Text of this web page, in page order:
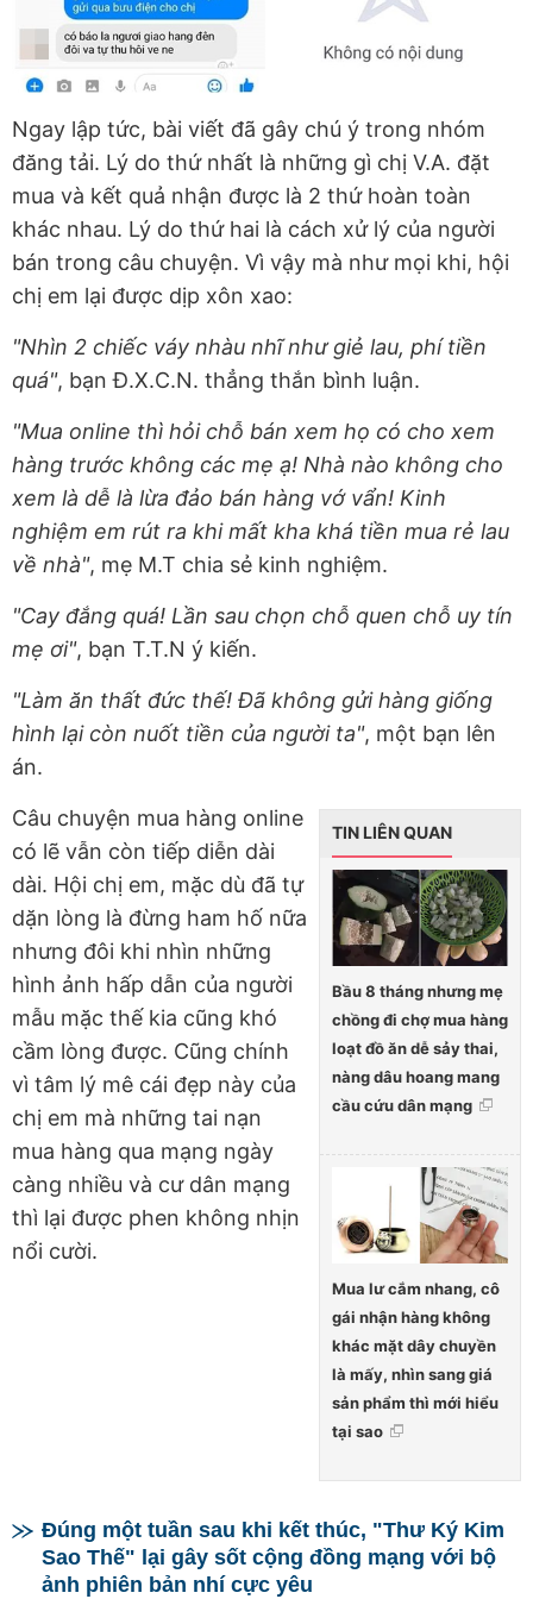
Ngay lập tức, bài viết đã gây chú ý trong nhóm
đăng tải. Lý do thứ nhất là những gì chị V.A. đặt
mua và kết quả nhận được là 2 thứ hoàn toàn
khác nhau. Lý do thứ hai là cách xử lý của người
bán trong câu chuyện. Vì vậy mà như mọi khi, hội
chị em lại được dịp xôn xao:
"Nhìn 2 chiếc váy nhàu nhĩ như giẻ lau, phí tiền
quá", bạn Đ.X.C.N. thẳng thắn bình luận.
"Mua online thì hỏi chỗ bán xem họ có cho xem
hàng trước không các mẹ ạ! Nhà nào không cho
xem là dễ là lừa đảo bán hàng vớ vẩn! Kinh
nghiệm em rút ra khi mất kha khá tiền mua rẻ lau
về nhà", mẹ M.T chia sẻ kinh nghiệm.
"Cay đắng quá! Lần sau chọn chỗ quen chỗ uy tín
mẹ ơi", bạn T.T.N ý kiến.
"Làm ăn thất đức thế! Đã không gửi hàng giống
hình lại còn nuốt tiền của người ta", một bạn lên
án.
TIN LIÊN QUAN
Bầu 8 tháng nhưng mẹ
chồng đi chợ mua hàng
loạt đồ ăn dễ sảy thai,
nàng dâu hoang mang
cầu cứu dân mạng
Mua lư cắm nhang, cô
gái nhận hàng không
khác mặt dây chuyền
là mấy, nhìn sang giá
sản phẩm thì mới hiểu
tại sao
Câu chuyện mua hàng online
có lẽ vẫn còn tiếp diễn dài
dài. Hội chị em, mặc dù đã tự
dặn lòng là đừng ham hố nữa
nhưng đôi khi nhìn những
hình ảnh hấp dẫn của người
mẫu mặc thế kia cũng khó
cầm lòng được. Cũng chính
vì tâm lý mê cái đẹp này của
chị em mà những tai nạn
mua hàng qua mạng ngày
càng nhiều và cư dân mạng
thì lại được phen không nhịn
nổi cười.
Đúng một tuần sau khi kết thúc, "Thư Ký Kim
Sao Thế" lại gây sốt cộng đồng mạng với bộ
ảnh phiên bản nhí cực yêu